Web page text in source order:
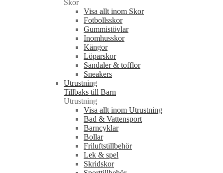
Skor
Visa allt inom Skor
Fotbollsskor
Gummistövlar
Inomhusskor
Kängor
Löparskor
Sandaler & tofflor
Sneakers
Utrustning
Tillbaks till Barn
Utrustning
Visa allt inom Utrustning
Bad & Vattensport
Barncyklar
Bollar
Friluftstillbehör
Lek & spel
Skridskor